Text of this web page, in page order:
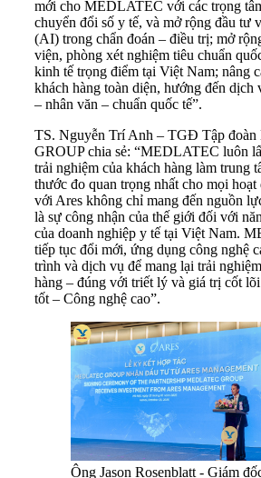
mới cho MEDLATEC với các trọng
chuyển đổi số y tế, và mở rộng đầu tư
(AI) trong chẩn đoán – điều trị; mở
viện, phòng xét nghiệm tiêu chuẩn
kinh tế trọng điểm tại Việt Nam; nâng
khách hàng toàn diện, hướng đến dịch
– nhân văn – chuẩn quốc tế”.
TS. Nguyễn Trí Anh – TGĐ Tập
GROUP chia sẻ: “MEDLATEC luôn
trải nghiệm của khách hàng làm trung
thước đo quan trọng nhất cho mọi
với Ares không chỉ mang đến nguồn
là sự công nhận của thế giới đối với
của doanh nghiệp y tế tại Việt Nam.
tiếp tục đổi mới, ứng dụng công nghệ
trình và dịch vụ để mang lại trải
hàng – đúng với triết lý và giá trị cốt
tốt – Công nghệ cao”.
Ông Jason Rosenblatt - Giám